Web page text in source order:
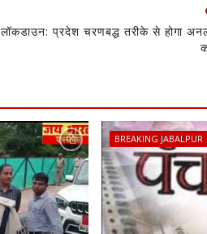
लॉकडाउन: प्रदेश चरणबद्ध तरीके से होगा
BREAKING JABALPUR